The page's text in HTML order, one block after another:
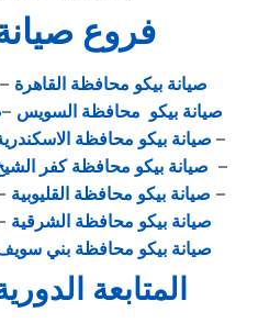
فروع
صيانة بيكو محافظة القاهرة –
صيانة بيكو محافظة السويس –
– صيانة بيكو محافظة
– صيانة بيكو محافظة كفر
– صيانة بيكو محافظة القليوبية
صيانة بيكو محافظة الشرقية
صيانة بيكو محافظة بني
المتابعة